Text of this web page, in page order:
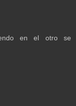
en el otro se